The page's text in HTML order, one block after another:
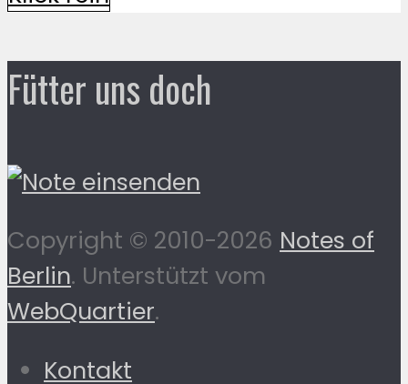
Fütter uns doch
Copyright © 2010-2026 Notes of
Berlin. Unterstützt vom
WebQuartier.
Kontakt